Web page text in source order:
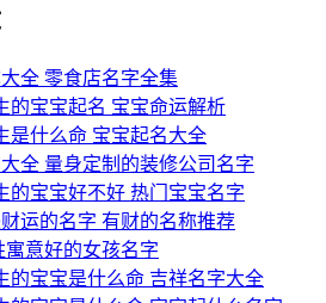
沛强、思宸
平亨、书文
嵩诚、锡弛
永飚、远星
同邵、予佑
河众、如心
全 零食店名字全集
的宝宝起名 宝宝命运解析
是什么命 宝宝起名大全
全 量身定制的装修公司名字
的宝宝好不好 热门宝宝名字
运的名字 有财的名称推荐
意好的女孩名字
的宝宝是什么命 吉祥名字大全